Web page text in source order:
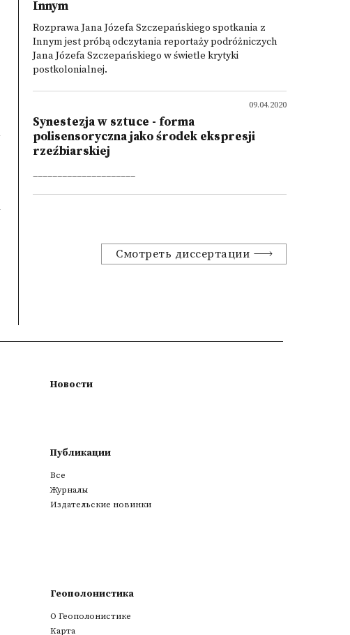
Innym
Rozprawa Jana Józefa Szczepańskiego spotkania z
Innym jest próbą odczytania reportaży podróżniczych
Jana Józefa Szczepańskiego w świetle krytyki
postkolonialnej.
09.04.2020
Synestezja w sztuce - forma
polisensoryczna jako środek ekspresji
rzeźbiarskiej
_____________________
Смотреть диссертации
Новости
Публикации
Все
Журналы
Издательские новинки
Геополонистика
О Геополонистике
Kарта